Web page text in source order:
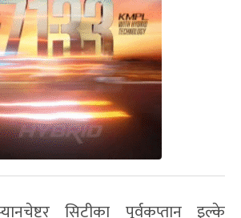
सिटीका पूर्वकप्तान इल्के